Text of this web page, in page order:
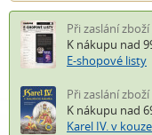
Při zaslání
K nákupu nad
E-shopové listy
Při zaslání
K nákupu nad
Karel IV. v